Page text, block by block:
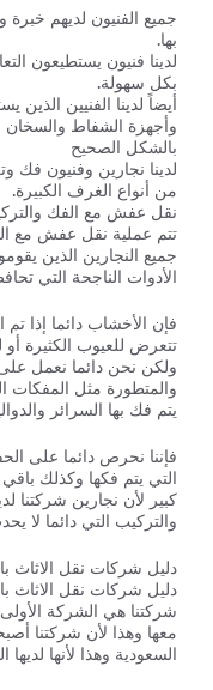
جميع الفنيون لديهم
بها.
لدينا فنيون يستطيعون
بكل سهولة.
أيضاً لدينا الفنيين الذين
وأجهزة الشفاط والسخان
بالشكل الصحيح
لدينا نجارين وفنيون فك
من أنواع الغرف الكبيرة.
نقل عفش مع الفك
تتم عملية نقل عفش مع
جميع النجارين الذين
الأدوات الناجحة التي
فإن الأخشاب دائما إذا
تتعرض للعيوب الكثيرة
ولكن نحن دائما نعمل
والمتطورة مثل المفكات
يتم فك بها السرائر
فإننا نحرص دائما على
التي يتم فكها وكذلك
كبير لأن نجارين شركتنا
والتركيب التي دائما لا
دليل شركات نقل الاثاث
دليل شركات نقل الاثاث
شركتنا هي الشركة الأولى
معها وهذا لأن شركتنا
السعودية وهذا لأنها لديها